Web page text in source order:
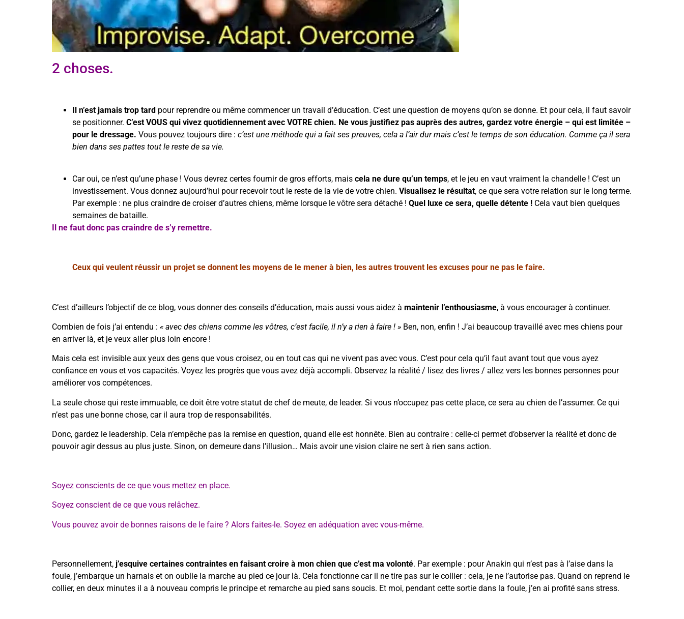
2 choses.
Il n’est jamais trop tard pour reprendre ou même commencer un travail d’éducation. C’est une question de moyens qu’on se donne. Et pour cela, il faut savoir
se positionner. C’est VOUS qui vivez quotidiennement avec VOTRE chien. Ne vous justifiez pas auprès des autres, gardez votre énergie – qui est limitée –
pour le dressage. Vous pouvez toujours dire : c’est une méthode qui a fait ses preuves, cela a l’air dur mais c’est le temps de son éducation. Comme ça il sera
bien dans ses pattes tout le reste de sa vie.
Car oui, ce n’est qu’une phase ! Vous devrez certes fournir de gros efforts, mais cela ne dure qu’un temps, et le jeu en vaut vraiment la chandelle ! C’est un
investissement. Vous donnez aujourd’hui pour recevoir tout le reste de la vie de votre chien. Visualisez le résultat, ce que sera votre relation sur le long terme.
Par exemple : ne plus craindre de croiser d’autres chiens, même lorsque le vôtre sera détaché ! Quel luxe ce sera, quelle détente ! Cela vaut bien quelques
semaines de bataille.
Il ne faut donc pas craindre de s’y remettre.
Ceux qui veulent réussir un projet se donnent les moyens de le mener à bien, les autres trouvent les excuses pour ne pas le faire.
C’est d’ailleurs l’objectif de ce blog, vous donner des conseils d’éducation, mais aussi vous aidez à maintenir l’enthousiasme, à vous encourager à continuer.
Combien de fois j’ai entendu : « avec des chiens comme les vôtres, c’est facile, il n’y a rien à faire ! » Ben, non, enfin ! J’ai beaucoup travaillé avec mes chiens pour
en arriver là, et je veux aller plus loin encore !
Mais cela est invisible aux yeux des gens que vous croisez, ou en tout cas qui ne vivent pas avec vous. C’est pour cela qu’il faut avant tout que vous ayez
confiance en vous et vos capacités. Voyez les progrès que vous avez déjà accompli. Observez la réalité / lisez des livres / allez vers les bonnes personnes pour
améliorer vos compétences.
La seule chose qui reste immuable, ce doit être votre statut de chef de meute, de leader. Si vous n’occupez pas cette place, ce sera au chien de l’assumer. Ce qui
n’est pas une bonne chose, car il aura trop de responsabilités.
Donc, gardez le leadership. Cela n’empêche pas la remise en question, quand elle est honnête. Bien au contraire : celle-ci permet d’observer la réalité et donc de
pouvoir agir dessus au plus juste. Sinon, on demeure dans l’illusion… Mais avoir une vision claire ne sert à rien sans action.
Soyez conscients de ce que vous mettez en place.
Soyez conscient de ce que vous relâchez.
Vous pouvez avoir de bonnes raisons de le faire ? Alors faites-le. Soyez en adéquation avec vous-même.
Personnellement, j’esquive certaines contraintes en faisant croire à mon chien que c’est ma volonté. Par exemple : pour Anakin qui n’est pas à l’aise dans la
foule, j’embarque un harnais et on oublie la marche au pied ce jour là. Cela fonctionne car il ne tire pas sur le collier : cela, je ne l’autorise pas. Quand on reprend le
collier, en deux minutes il a à nouveau compris le principe et remarche au pied sans soucis. Et moi, pendant cette sortie dans la foule, j’en ai profité sans stress.